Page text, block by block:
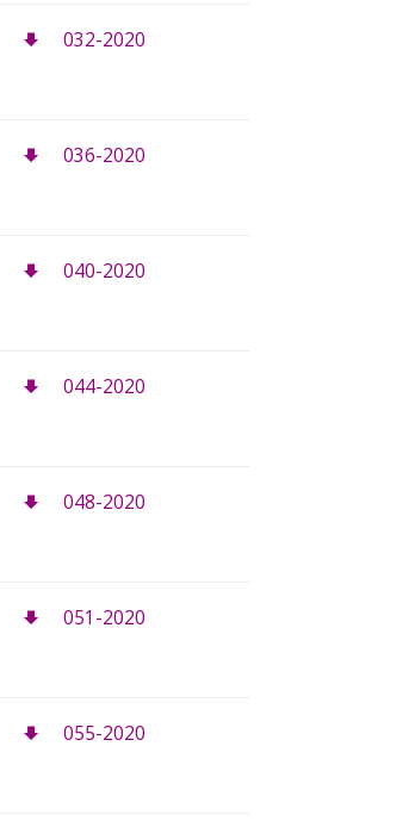
032-2020
036-2020
040-2020
044-2020
048-2020
051-2020
055-2020